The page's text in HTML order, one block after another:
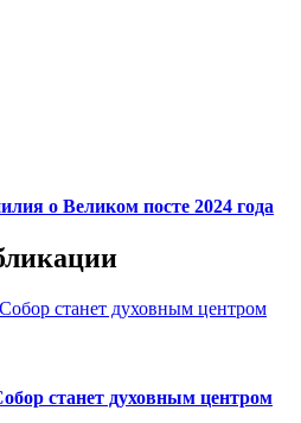
о Великом посте 2024 года
станет духовным центром